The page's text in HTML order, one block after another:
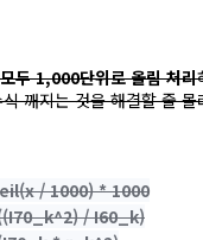
모두 1,000단위로 올림 처리
깨지는 것을 해결할 줄
/ 1000) * 1000
/ I60_k)